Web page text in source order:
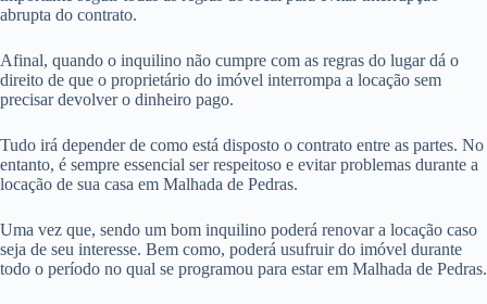
abrupta do contrato.
Afinal, quando o inquilino não cumpre com as regras do lugar dá o
direito de que o proprietário do imóvel interrompa a locação sem
precisar devolver o dinheiro pago.
Tudo irá depender de como está disposto o contrato entre as partes. No
entanto, é sempre essencial ser respeitoso e evitar problemas durante a
locação de sua casa em Malhada de Pedras.
Uma vez que, sendo um bom inquilino poderá renovar a locação caso
seja de seu interesse. Bem como, poderá usufruir do imóvel durante
todo o período no qual se programou para estar em Malhada de Pedras.